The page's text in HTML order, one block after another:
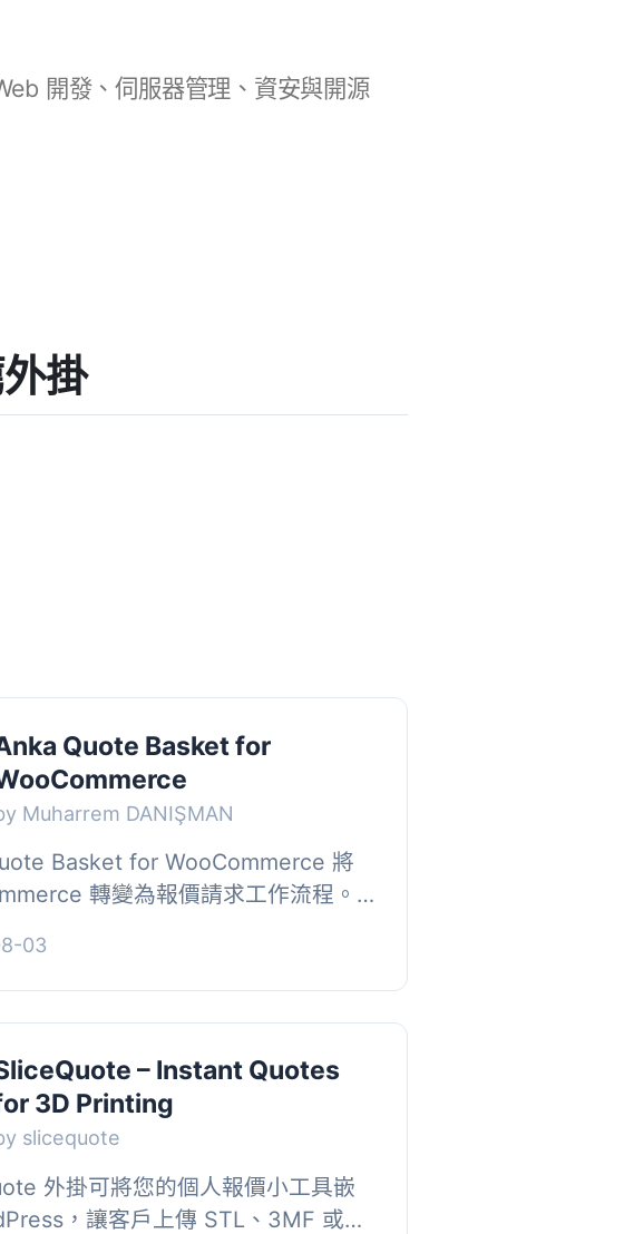
開發、伺服器管理、資安與開源
掛
Quote Basket for
Muharrem DANIŞMAN
Basket for WooCommerce 將
轉變為報價請求工作流程。
將產品加入報價籃，發送詢問，並由
覆，適合專案定價、批發詢價...
03
– Instant Quotes
3D Printing
slicequote
外掛可將您的個人報價小工具嵌
，讓客戶上傳 STL、3MF 或